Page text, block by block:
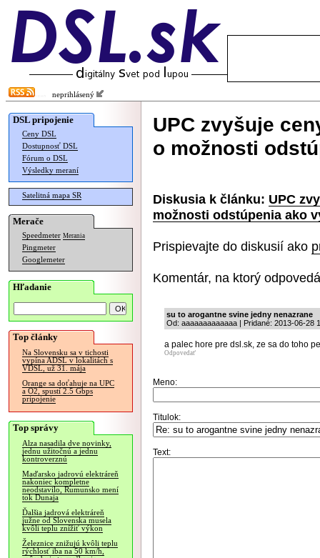
neprihlásený
DSL pripojenie
Ceny DSL
Dostupnosť DSL
Fórum o DSL
Výsledky meraní
Satelitná mapa SR
Merače
Speedmeter Merania
Pingmeter
Googlemeter
Hľadanie
Top články
Na Slovensku sa v tichosti
vypína ADSL v lokalitách s
VDSL, už 31. mája
Orange sa doťahuje na UPC
a O2, spustí 2.5 Gbps
pripojenie
Top správy
Alza nasadila dve novinky,
jednu užitočnú a jednu
kontroverznú
Maďarsko jadrovú elektráreň
nakoniec kompletne
neodstavilo, Rumunsko mení
tok Dunaja
Ďalšia jadrová elektráreň
južne od Slovenska musela
kvôli teplu znížiť výkon
Železnice znižujú kvôli teplu
rýchlosť iba na 50 km/h,
UPC zvyšuje
o možnosti
Diskusia k článku: UPC
možnosti odstúpenia ako
Prispievajte do diskusií ako
Komentár, na ktorý
su to arogantne svine jedny nenazrane
Od: aaaaaaaaaaaaa | Pridané: 2013-06-28
a palec hore pre dsl.sk, ze sa do toho
Odpovedať
Meno:
Titulok:
Text: